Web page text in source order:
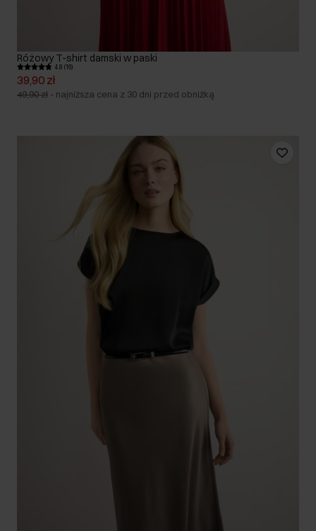
Różowy T-shirt damski w paski
4.8 (16)
39,90 zł
49,90 zł - najniższa cena z 30 dni przed obniżką